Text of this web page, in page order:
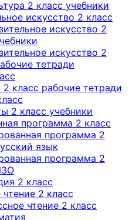
2 класс учебники
искусство 2 класс
искусство 2
искусство 2
тетради
класс рабочие тетради
2 класс учебники
программа 2 класс
программа 2
язык
программа 2
2 класс
чтение 2 класс
чтение 2 класс